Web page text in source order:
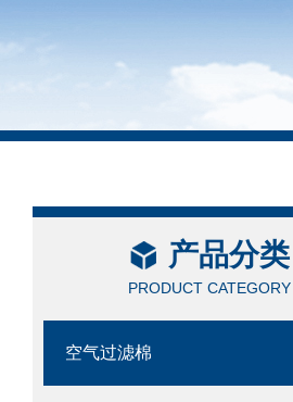
产品分类
PRODUCT CATEGORY
空气过滤棉